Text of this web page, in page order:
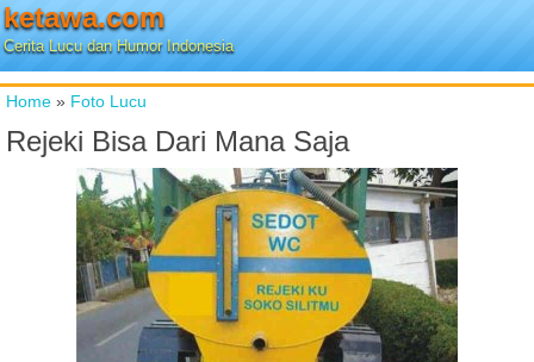
ketawa.com
Cerita Lucu dan Humor Indonesia
Home » Foto Lucu
Rejeki Bisa Dari Mana Saja